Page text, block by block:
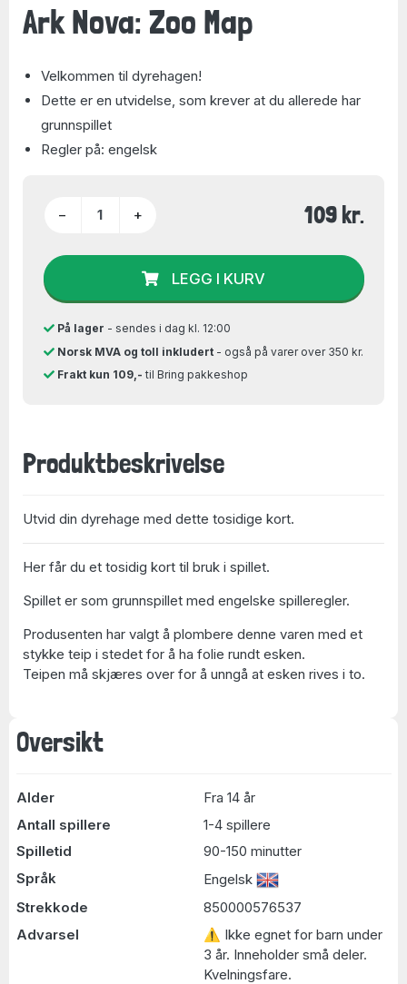
Oversikt
Alder
Fra 14 år
Antall spillere
1-4 spillere
Spilletid
90-150 minutter
Språk
Engelsk
Strekkode
850000576537
Advarsel
⚠ Ikke egnet for barn under
3 år. Inneholder små deler.
Kvelningsfare.
Ark Nova: Zoo Map
Velkommen til dyrehagen!
Dette er en utvidelse, som krever at du allerede har
grunnspillet
Regler på: engelsk
− + 109 kr.
LEGG I KURV
På lager - sendes i dag kl. 12:00
Norsk MVA og toll inkludert- også på varer over 350 kr.
Frakt kun 109,- til Bring pakkeshop
Produktbeskrivelse
Utvid din dyrehage med dette tosidige kort.
Her får du et tosidig kort til bruk i spillet.
Spillet er som grunnspillet med engelske spilleregler.
Produsenten har valgt å plombere denne varen med et
stykke teip i stedet for å ha folie rundt esken.
Teipen må skjæres over for å unngå at esken rives i to.